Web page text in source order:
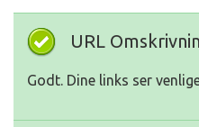
URL
Godt. Dine links ser